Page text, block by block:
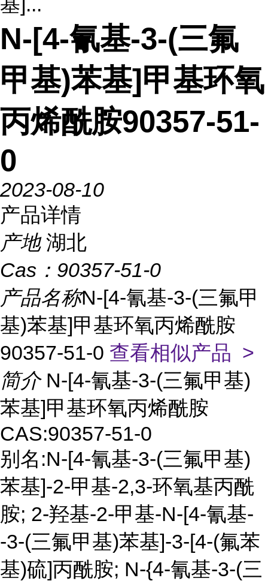
N-[4-氰基-3-(三氟
甲基)苯基]甲基环氧
丙烯酰胺90357-51-
0
2023-08-10
产品详情
产地 湖北
Cas： 90357-51-0
产品名称N-[4-氰基-3-(三氟甲
基)苯基]甲基环氧丙烯酰胺
90357-51-0 查看相似产品 >
简介 N-[4-氰基-3-(三氟甲基)
苯基]甲基环氧丙烯酰胺
CAS:90357-51-0
别名:N-[4-氰基-3-(三氟甲基)
苯基]-2-甲基-2,3-环氧基丙酰
胺; 2-羟基-2-甲基-N-[4-氰基-
-3-(三氟甲基)苯基]-3-[4-(氟苯
基)硫]丙酰胺; N-{4-氰基-3-(三